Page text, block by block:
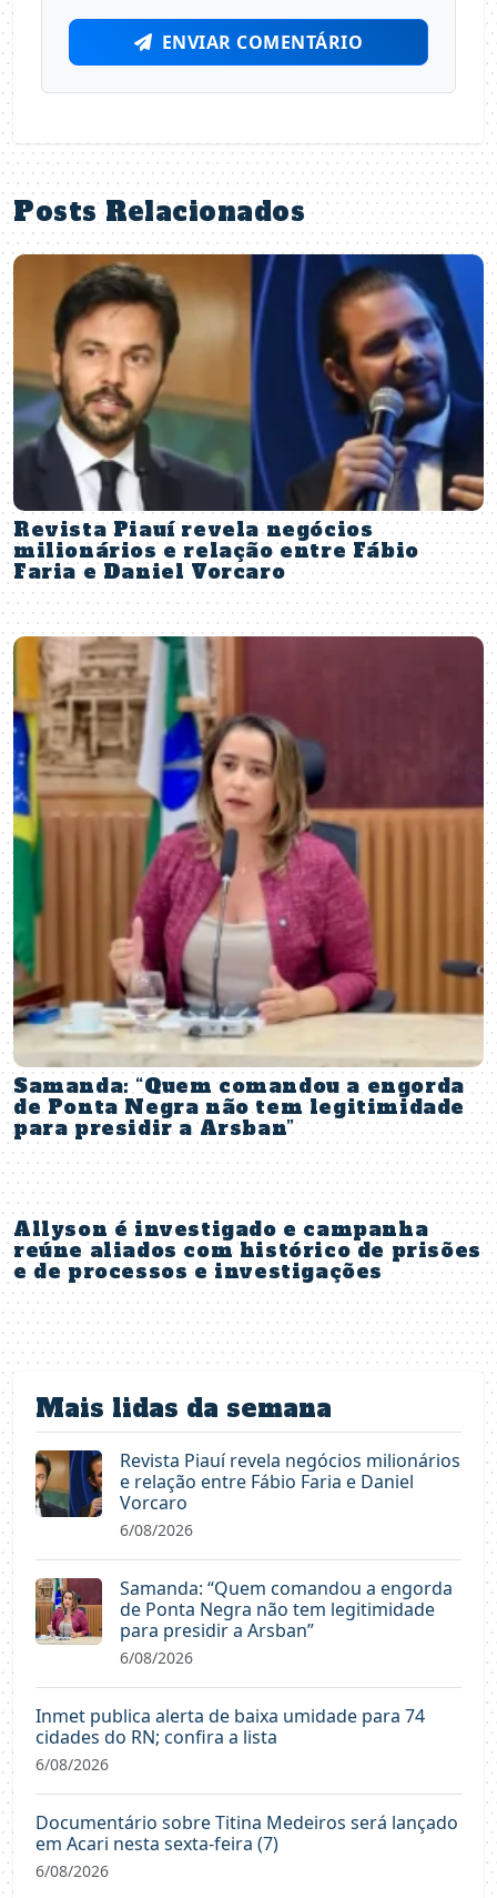
ENVIAR COMENTÁRIO
Posts Relacionados
Revista Piauí revela negócios
milionários e relação entre Fábio
Faria e Daniel Vorcaro
Samanda: “Quem comandou a engorda
de Ponta Negra não tem legitimidade
para presidir a Arsban”
Allyson é investigado e campanha
reúne aliados com histórico de prisões
e de processos e investigações
Mais lidas da semana
Revista Piauí revela negócios milionários
e relação entre Fábio Faria e Daniel
Vorcaro
6/08/2026
Samanda: “Quem comandou a engorda
de Ponta Negra não tem legitimidade
para presidir a Arsban”
6/08/2026
Inmet publica alerta de baixa umidade para 74
cidades do RN; confira a lista
6/08/2026
Documentário sobre Titina Medeiros será lançado
em Acari nesta sexta-feira (7)
6/08/2026